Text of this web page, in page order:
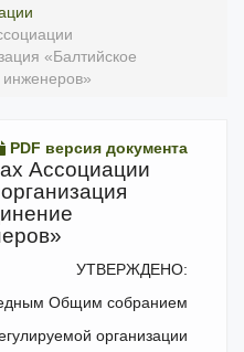
«Балтийское
PDF версия документа
Ассоциации
УТВЕРЖДЕНО:
Общим собранием
организации